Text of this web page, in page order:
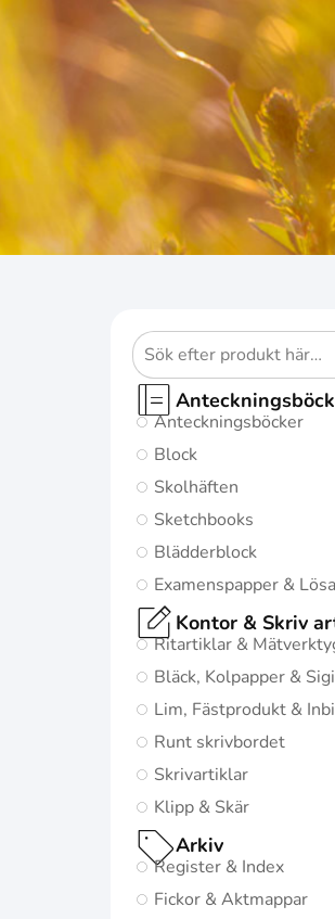
livet:
5
Anteckningsböcker
Block
Skolhäften
Sketchbooks
Blädderblock
Examenspapper &
Kontor & Skriv
Ritartiklar &
Bläck, Kolpapper &
Lim, Fästprodukt &
Runt skrivbordet
Skrivartiklar
Klipp & Skär
Arkiv
Register & Index
Fickor & Aktmappar